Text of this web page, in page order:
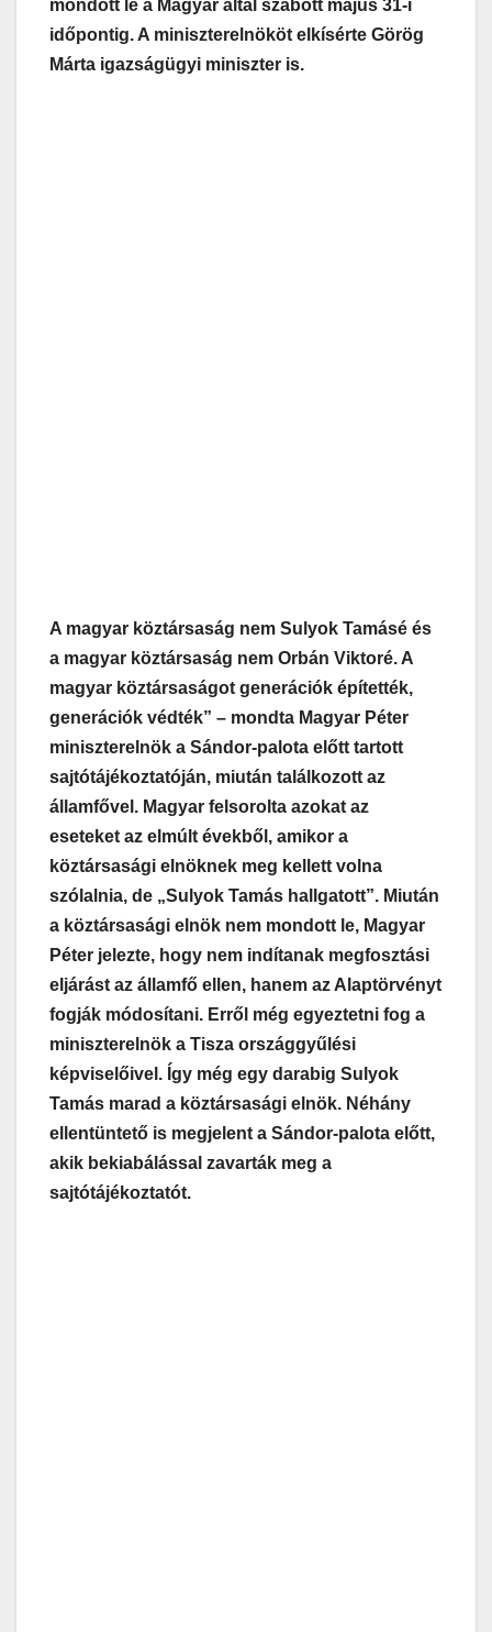
mondott le a Magyar által szabott május 31-i
időpontig. A miniszterelnököt elkísérte Görög
Márta igazságügyi miniszter is.
A magyar köztársaság nem Sulyok Tamásé és
a magyar köztársaság nem Orbán Viktoré. A
magyar köztársaságot generációk építették,
generációk védték” – mondta Magyar Péter
miniszterelnök a Sándor-palota előtt tartott
sajtótájékoztatóján, miután találkozott az
államfővel. Magyar felsorolta azokat az
eseteket az elmúlt évekből, amikor a
köztársasági elnöknek meg kellett volna
szólalnia, de „Sulyok Tamás hallgatott”. Miután
a köztársasági elnök nem mondott le, Magyar
Péter jelezte, hogy nem indítanak megfosztási
eljárást az államfő ellen, hanem az Alaptörvényt
fogják módosítani. Erről még egyeztetni fog a
miniszterelnök a Tisza országgyűlési
képviselőivel. Így még egy darabig Sulyok
Tamás marad a köztársasági elnök. Néhány
ellentüntető is megjelent a Sándor-palota előtt,
akik bekiabálással zavarták meg a
sajtótájékoztatót.